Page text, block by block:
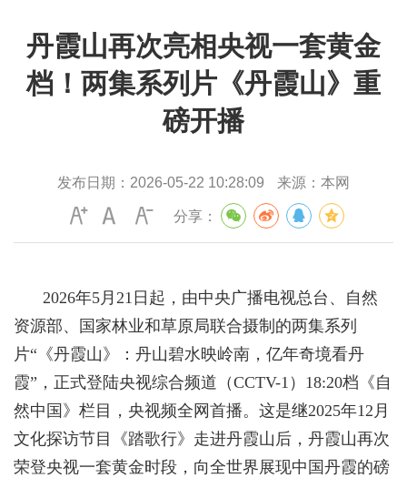
丹霞山再次亮相央视一套黄金
档！两集系列片《丹霞山》重
磅开播
发布日期： 2026-05-22 10:28:09 来源： 本网
分享：
2026年5月21日起，由中央广播电视总台、自然
资源部、国家林业和草原局联合摄制的两集系列
片“《丹霞山》：丹山碧水映岭南，亿年奇境看丹
霞”，正式登陆央视综合频道（CCTV-1）18:20档《自
然中国》栏目，央视频全网首播。这是继2025年12月
文化探访节目《踏歌行》走进丹霞山后，丹霞山再次
荣登央视一套黄金时段，向全世界展现中国丹霞的磅